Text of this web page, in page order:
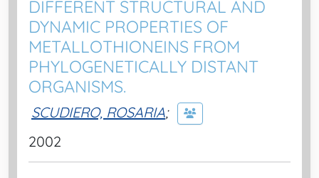
DIFFERENT STRUCTURAL AND
DYNAMIC PROPERTIES OF
METALLOTHIONEINS FROM
PHYLOGENETICALLY DISTANT
ORGANISMS.
SCUDIERO, ROSARIA;
2002